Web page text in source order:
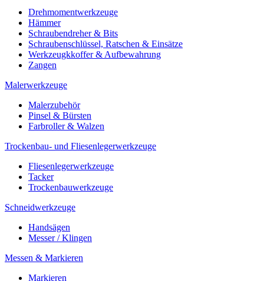
Drehmomentwerkzeuge
Hämmer
Schraubendreher & Bits
Schraubenschlüssel, Ratschen & Einsätze
Werkzeugkkoffer & Aufbewahrung
Zangen
Malerwerkzeuge
Malerzubehör
Pinsel & Bürsten
Farbroller & Walzen
Trockenbau- und Fliesenlegerwerkzeuge
Fliesenlegerwerkzeuge
Tacker
Trockenbauwerkzeuge
Schneidwerkzeuge
Handsägen
Messer / Klingen
Messen & Markieren
Markieren